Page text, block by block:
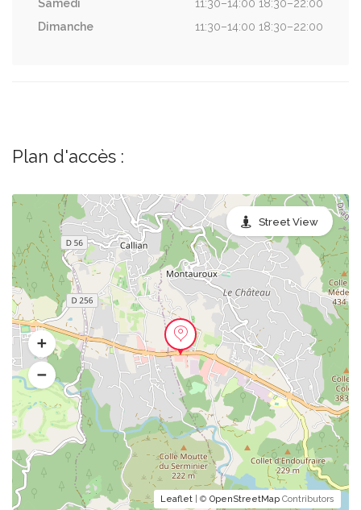
Samedi
11:30–14:00 18:30–22:00
Dimanche
11:30–14:00 18:30–22:00
Plan d'accès :
Leaflet | © OpenStreetMap Contributors
Street View